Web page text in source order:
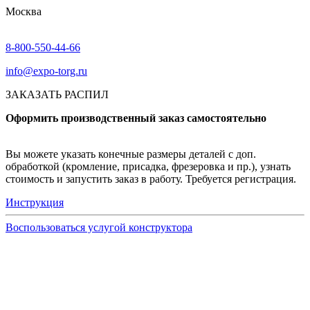
Москва
8-800-550-44-66
info@expo-torg.ru
ЗАКАЗАТЬ РАСПИЛ
Оформить производственный заказ самостоятельно
Вы можете указать конечные размеры деталей с доп.
обработкой (кромление, присадка, фрезеровка и пр.), узнать
стоимость и запустить заказ в работу. Требуется регистрация.
Инструкция
Воспользоваться услугой конструктора